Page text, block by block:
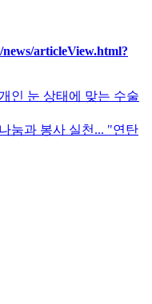
articleView.html?
인 눈 상태에 맞는 수술
눔과 봉사 실천... "연탄